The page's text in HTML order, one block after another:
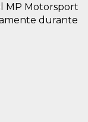
MP Motorsport
durante